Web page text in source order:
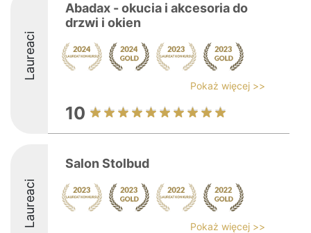
Laureaci
Abadax - okucia i akcesoria do
drzwi i okien
Pokaż więcej >>
10
Laureaci
Salon Stolbud
Pokaż więcej >>